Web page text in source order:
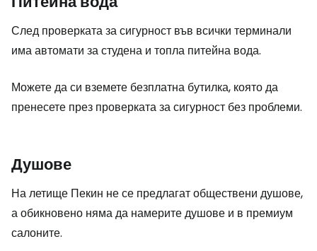
След проверката за сигурност във всички терминали
има автомати за студена и топла питейна вода.
Можете да си вземете безплатна бутилка, която да
пренесете през проверката за сигурност без проблеми.
Душове
На летище Пекин не се предлагат обществени душове,
а обикновено няма да намерите душове и в премиум
салоните.